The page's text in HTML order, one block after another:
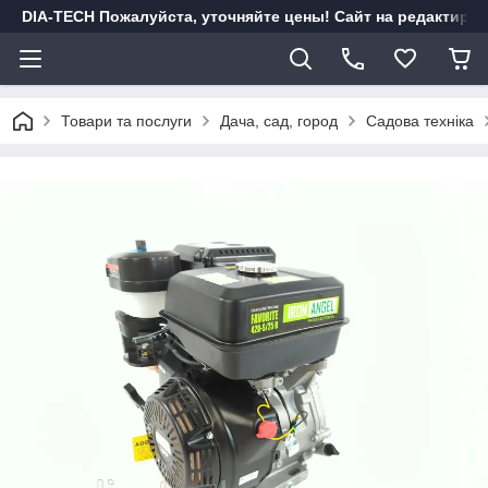
DIA-TECH Пожалуйста, уточняйте цены! Сайт на
Товари та послуги Дача, сад, город Садова техніка